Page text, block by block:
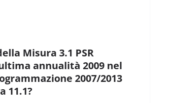
Misura 3.1 PSR
annualità 2009 nel
2007/2013
11.1?